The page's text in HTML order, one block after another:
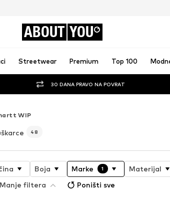
ABOUT YOU
Streetwear Premium Top 100
30 DANA PRAVO NA POVRAT
WIP
48
Boja Marke 1 Materijal
Manje filtera Poništi sve